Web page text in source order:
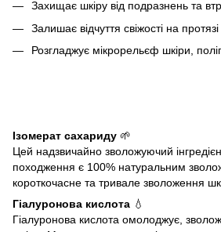
Захищає шкіру від подразнень та
Залишає відчуття свіжості на протязі
Розгладжує мікрорельєф шкіри,
Ізомерат сахариду 🌱
Цей надзвичайно зволожуючий
походження є 100% натуральним
короткочасне та тривале зволоження
Гіалуронова кислота 💧
Гіалуронова кислота омолоджує,